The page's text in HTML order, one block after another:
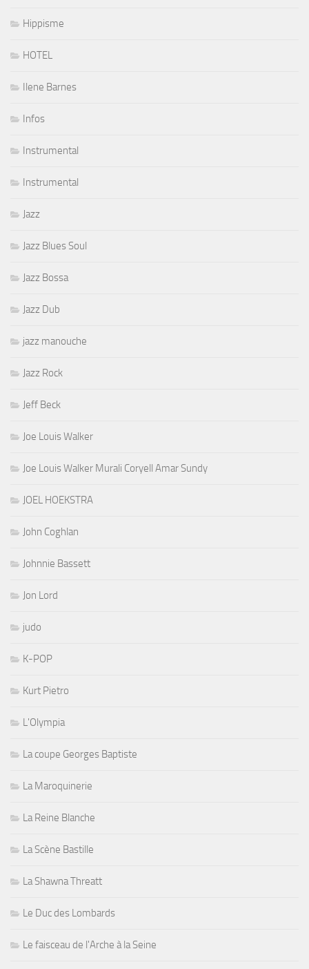
Hippisme
HOTEL
Ilene Barnes
Infos
Instrumental
Instrumental
Jazz
Jazz Blues Soul
Jazz Bossa
Jazz Dub
jazz manouche
Jazz Rock
Jeff Beck
Joe Louis Walker
Joe Louis Walker Murali Coryell Amar Sundy
JOEL HOEKSTRA
John Coghlan
Johnnie Bassett
Jon Lord
judo
K-POP
Kurt Pietro
L'Olympia
La coupe Georges Baptiste
La Maroquinerie
La Reine Blanche
La Scène Bastille
La Shawna Threatt
Le Duc des Lombards
Le faisceau de l'Arche à la Seine